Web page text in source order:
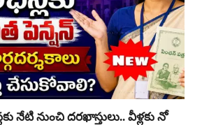
నేటి నుంచి దరఖాస్తులు.. వీళ్లకు నో